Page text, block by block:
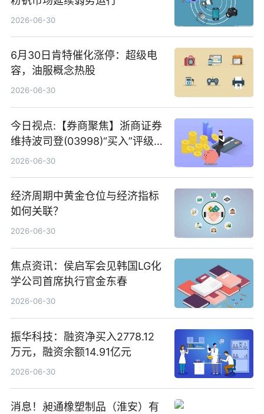
2026-06-30
6月30日肯特催化涨停：超级电
容，油服概念热股
2026-06-30
今日视点:【券商聚焦】浙商证券
维持波司登(03998)“买入”评级
指其业绩高质量稳增长
2026-06-30
经济周期中黄金仓位与经济指标
如何关联？
2026-06-30
焦点资讯：侯启军会见韩国LG化
学公司首席执行官金东春
2026-06-30
振华科技：融资净买入2778.12
万元，融资余额14.91亿元
2026-06-30
消息！昶通橡塑制品（淮安）有